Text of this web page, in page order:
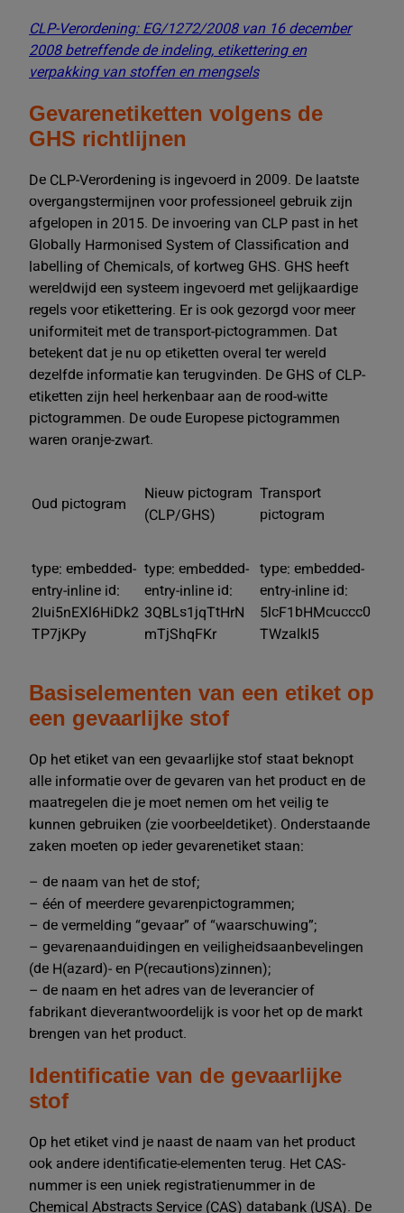
CLP-Verordening: EG/1272/2008 van 16 december
2008 betreffende de indeling, etikettering en
verpakking van stoffen en mengsels
Gevarenetiketten volgens de
GHS richtlijnen
De CLP-Verordening is ingevoerd in 2009. De laatste
overgangstermijnen voor professioneel gebruik zijn
afgelopen in 2015. De invoering van CLP past in het
Globally Harmonised System of Classification and
labelling of Chemicals, of kortweg GHS. GHS heeft
wereldwijd een systeem ingevoerd met gelijkaardige
regels voor etikettering. Er is ook gezorgd voor meer
uniformiteit met de transport-pictogrammen. Dat
betekent dat je nu op etiketten overal ter wereld
dezelfde informatie kan terugvinden. De GHS of CLP-
etiketten zijn heel herkenbaar aan de rood-witte
pictogrammen. De oude Europese pictogrammen
waren oranje-zwart.
Oud pictogram
Nieuw pictogram
(CLP/GHS)
Transport
pictogram
type: embedded-
entry-inline id:
2Iui5nEXl6HiDk2
TP7jKPy
type: embedded-
entry-inline id:
3QBLs1jqTtHrN
mTjShqFKr
type: embedded-
entry-inline id:
5lcF1bHMcuccc0
TWzalkI5
Basiselementen van een etiket op
een gevaarlijke stof
Op het etiket van een gevaarlijke stof staat beknopt
alle informatie over de gevaren van het product en de
maatregelen die je moet nemen om het veilig te
kunnen gebruiken (zie voorbeeldetiket). Onderstaande
zaken moeten op ieder gevarenetiket staan:
– de naam van het de stof;
– één of meerdere gevarenpictogrammen;
– de vermelding “gevaar” of “waarschuwing”;
– gevarenaanduidingen en veiligheidsaanbevelingen
(de H(azard)- en P(recautions)zinnen);
– de naam en het adres van de leverancier of
fabrikant dieverantwoordelijk is voor het op de markt
brengen van het product.
Identificatie van de gevaarlijke
stof
Op het etiket vind je naast de naam van het product
ook andere identificatie-elementen terug. Het CAS-
nummer is een uniek registratienummer in de
Chemical Abstracts Service (CAS) databank (USA). De